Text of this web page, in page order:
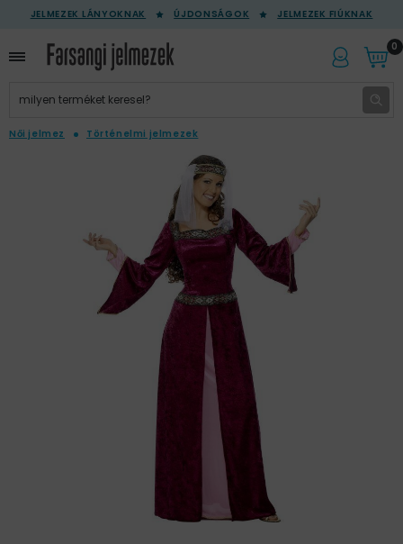
JELMEZEK LÁNYOKNAK ÚJDONSÁGOK JELMEZEK FIÚKNAK
0
Női jelmez Történelmi jelmezek